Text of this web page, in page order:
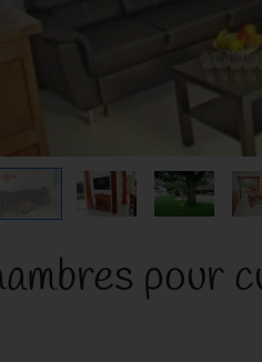
pour